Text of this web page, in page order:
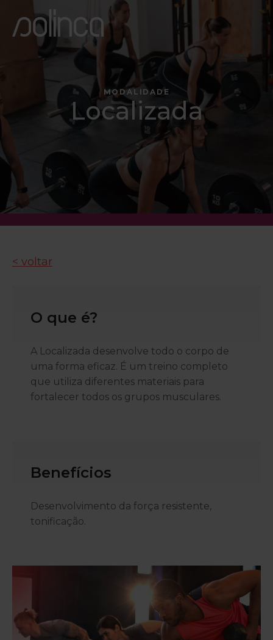
MODALIDADE
Localizada
< voltar
O que é?
A Localizada desenvolve todo o corpo de
uma forma eficaz. É um treino completo
que utiliza diferentes materiais para
fortalecer todos os grupos musculares.
Benefícios
Desenvolvimento da força resistente,
tonificação.